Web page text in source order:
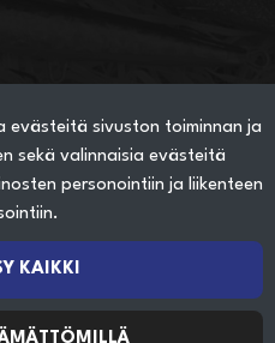
evästeitä sivuston toiminnan ja
sekä valinnaisia evästeitä
personointiin ja liikenteen
KAIKKI